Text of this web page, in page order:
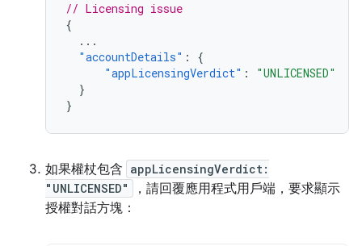
// Licensing issue
{
...
"accountDetails" :
{
"appLicensingVerdict" :
"UNLICENSED"
}
}
如果權杖包含 appLicensingVerdict:
"UNLICENSED"
，請回覆應用程式用戶端，要求顯示
授權對話方塊：